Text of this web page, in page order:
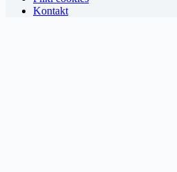
Kontakt